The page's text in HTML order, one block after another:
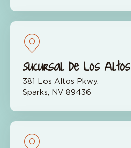
Sucursal de Los Altos
381 Los Altos Pkwy.
Sparks, NV 89436